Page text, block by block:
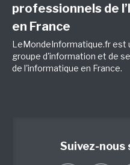
professionnels de
en France
LeMondeInformatique.fr est
groupe d'information et de
de l'informatique en France.
Suivez-nous